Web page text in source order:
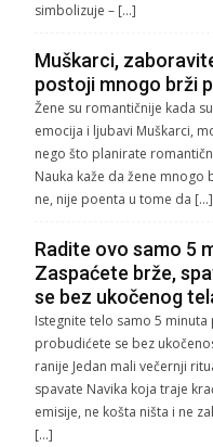
simbolizuje – […]
Muškarci,
postoji mnogo brži
Žene su romantičnije kada
emocija i ljubavi Muškarci,
nego što planirate
Nauka kaže da žene mnogo
ne, nije poenta u tome da […]
Radite ovo samo 5
Zaspaćete brže,
se bez ukočenog
Istegnite telo samo 5
probudićete se bez
ranije Jedan mali večernji
spavate Navika koja traje
emisije, ne košta ništa i ne
[…]